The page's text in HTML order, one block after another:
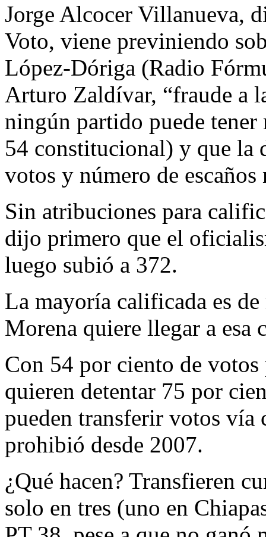
Jorge Alcocer Villanueva,
Voto, viene previniendo
López-Dóriga (Radio
Arturo Zaldívar, “fraude a
ningún partido puede
54 constitucional) y que la
votos y número de
Sin atribuciones para
dijo primero que el
luego subió a 372.
La mayoría calificada es
Morena quiere llegar a esa
Con 54 por ciento de
quieren detentar 75 por
pueden transferir votos vía
prohibió desde 2007.
¿Qué hacen? Transfieren
solo en tres (uno en